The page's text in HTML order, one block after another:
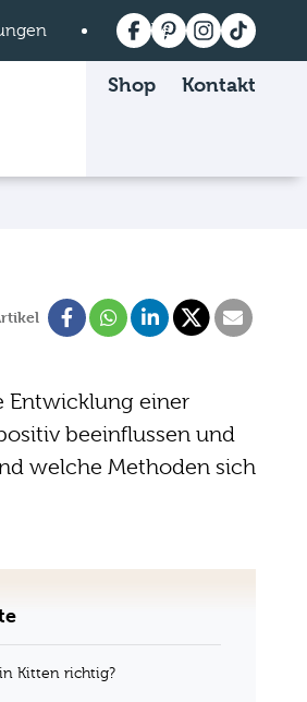
Versandkostenfrei
mera page.
Shop Kontakt
Entwicklung einer
beeinflussen und
welche Methoden sich
Kitten richtig?